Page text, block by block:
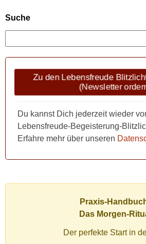
Suche
Zu den Lebensfreude
(Newsletter
Du kannst Dich jederzeit wieder
Lebensfreude-Begeisterung-
Erfahre mehr über unseren
Praxis-
Das Morgen-
Der perfekte Start in